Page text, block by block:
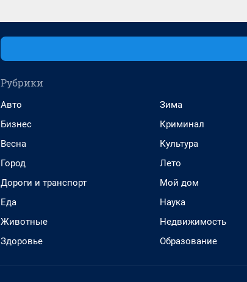
Рубрики
Авто
Бизнес
Весна
Город
Дороги и транспорт
Еда
Животные
Здоровье
Зима
Криминал
Культура
Лето
Мой дом
Наука
Недвижимость
Образование